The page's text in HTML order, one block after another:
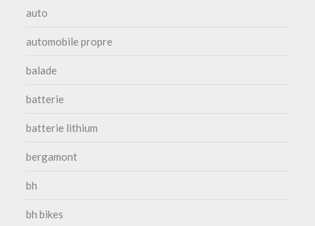
auto
automobile propre
balade
batterie
batterie lithium
bergamont
bh
bh bikes